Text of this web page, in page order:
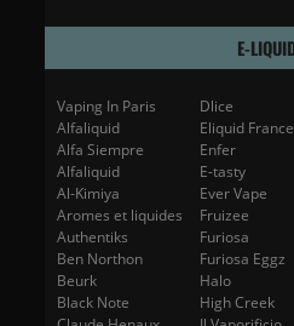
E-
Vaping In Paris
Alfaliquid
Alfa Siempre
Alfaliquid
Al-Kimiya
Aromes et liquides
Authentiks
Ben Northon
Beurk
Black Note
Dlice
Eliquid France
Enfer
E-tasty
Ever Vape
Fruizee
Furiosa
Furiosa Eggz
Halo
High Creek